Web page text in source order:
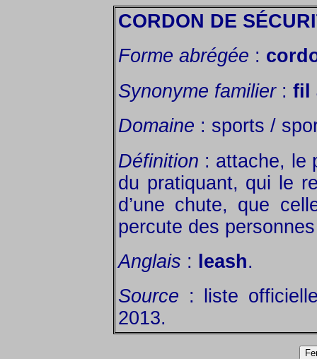
CORDON DE
Forme abrégée :
Synonyme familier: fil
Domaine : sports /
Définition : attache, le
du pratiquant, qui le
d’une chute, que
percute des
Anglais : leash.
Source : liste
2013.